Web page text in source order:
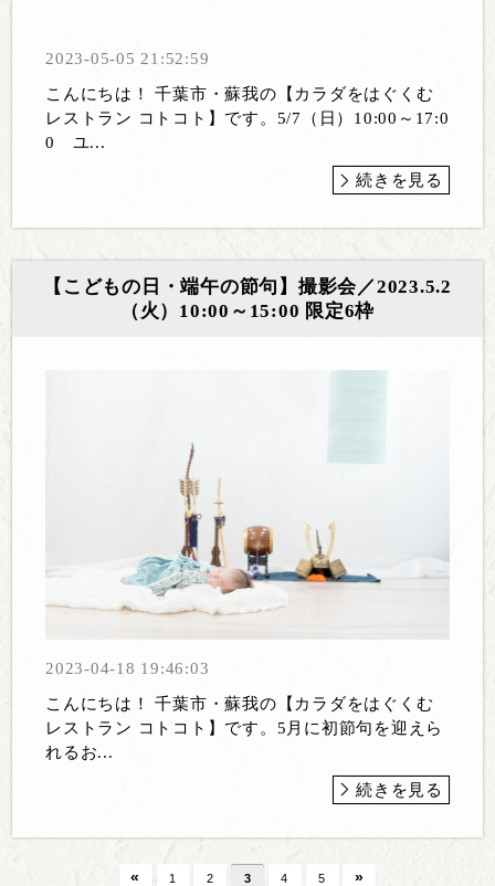
2023-05-05 21:52:59
こんにちは！ 千葉市・蘇我の【カラダをはぐくむ
レストラン コトコト】です。5/7（日）10:00～17:0
0 ユ...
続きを見る
【こどもの日・端午の節句】撮影会／2023.5.2
（火）10:00～15:00 限定6枠
2023-04-18 19:46:03
こんにちは！ 千葉市・蘇我の【カラダをはぐくむ
レストラン コトコト】です。5月に初節句を迎えら
れるお...
続きを見る
« 1 2 3 4 5 »